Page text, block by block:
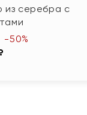
из серебра с
-50%